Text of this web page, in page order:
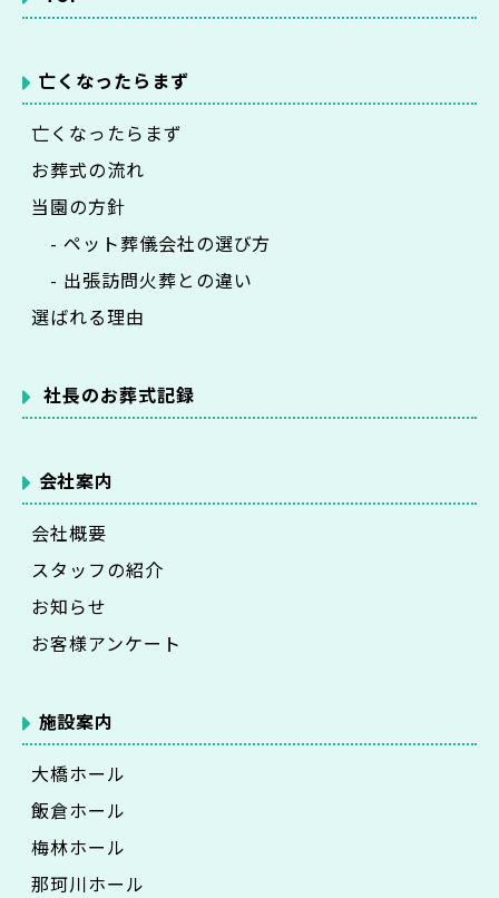
亡くなったらまず
亡くなったらまず
お葬式の流れ
当園の方針
- ペット葬儀会社の選び方
- 出張訪問火葬との違い
選ばれる理由
社長のお葬式記録
会社案内
会社概要
スタッフの紹介
お知らせ
お客様アンケート
施設案内
大橋ホール
飯倉ホール
梅林ホール
那珂川ホール